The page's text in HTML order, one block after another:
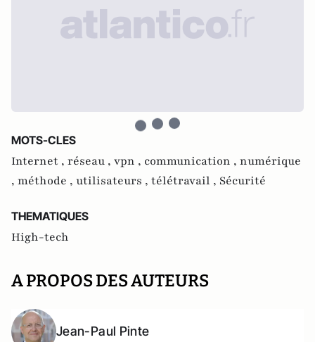
MOTS-CLES
Internet , réseau , vpn , communication , numérique
, méthode , utilisateurs , télétravail , Sécurité
THEMATIQUES
High-tech
A PROPOS DES AUTEURS
Jean-Paul Pinte